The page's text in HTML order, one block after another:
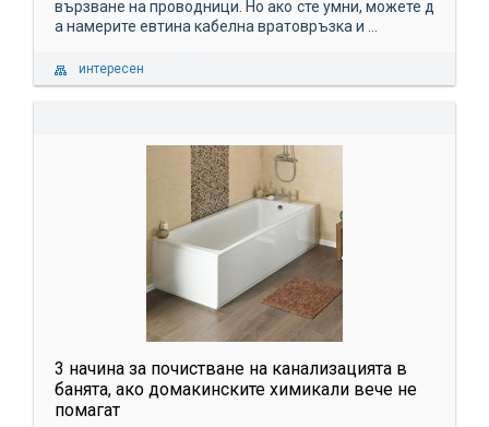
вързване на проводници. Но ако сте умни, можете д
а намерите евтина кабелна вратовръзка и ...
интересен
3 начина за почистване на канализацията в
банята, ако домакинските химикали вече не
помагат